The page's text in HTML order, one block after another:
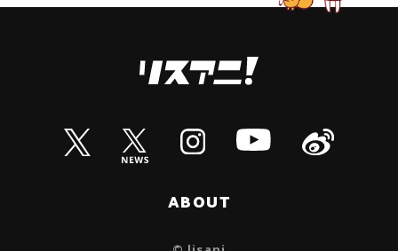
ABOUT